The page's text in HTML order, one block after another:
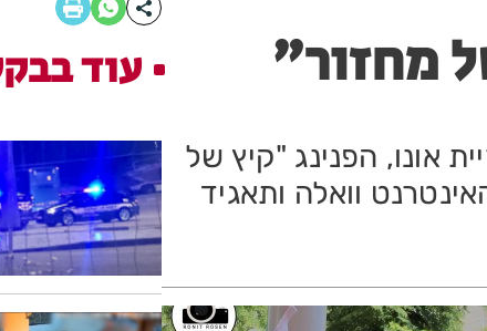
מחזור"
אונו, הפנינג "קיץ של
וואלה ותאגיד
עוד